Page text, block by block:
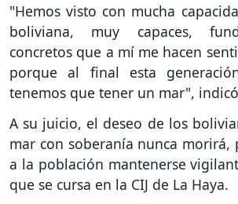
"Hemos visto con mucha
boliviana, muy capaces,
concretos que a mí me hacen
porque al final esta
tenemos que tener un mar",
A su juicio, el deseo de los
mar con soberanía nunca
a la población mantenerse
que se cursa en la CIJ de La Haya.